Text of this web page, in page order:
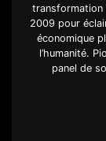
transformation
2009 pour
économique
l’humanité.
panel de